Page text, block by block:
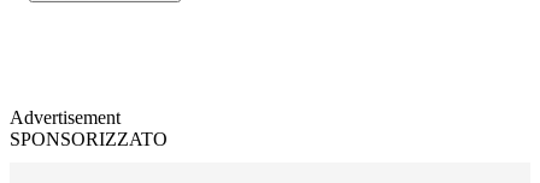
Advertisement
SPONSORIZZATO